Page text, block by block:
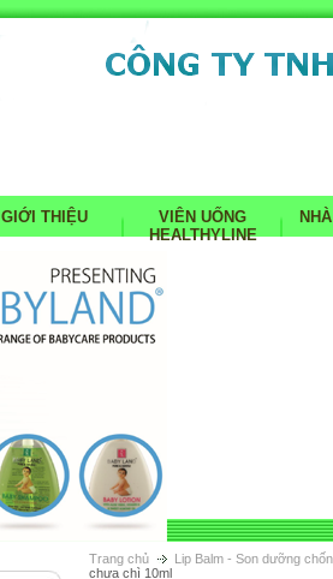
GIỚI THIỆU
VIÊN UỐNG
HEALTHYLINE
Trang chủ
Lip Balm - Son dưỡng
chưa chì 10ml